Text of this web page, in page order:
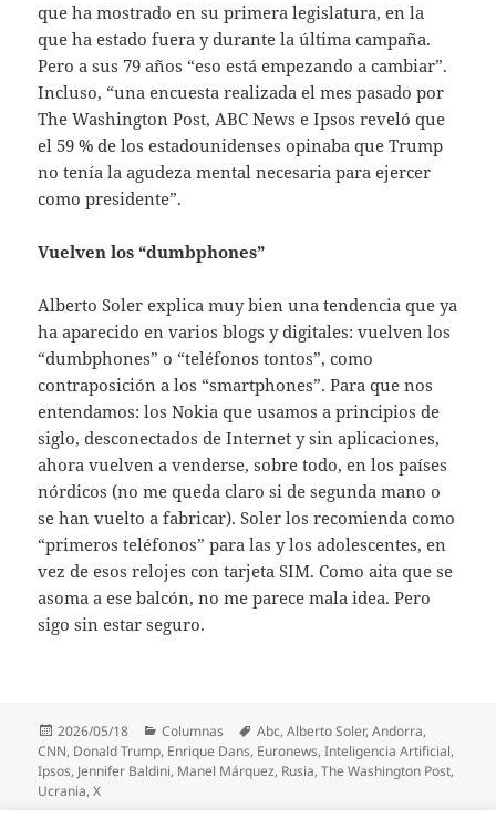
que ha mostrado en su primera legislatura, en la
que ha estado fuera y durante la última campaña.
Pero a sus 79 años “eso está empezando a cambiar”.
Incluso, “una encuesta realizada el mes pasado por
The Washington Post, ABC News e Ipsos reveló que
el 59 % de los estadounidenses opinaba que Trump
no tenía la agudeza mental necesaria para ejercer
como presidente”.
Vuelven los “dumbphones”
Alberto Soler explica muy bien una tendencia que ya
ha aparecido en varios blogs y digitales: vuelven los
“dumbphones” o “teléfonos tontos”, como
contraposición a los “smartphones”. Para que nos
entendamos: los Nokia que usamos a principios de
siglo, desconectados de Internet y sin aplicaciones,
ahora vuelven a venderse, sobre todo, en los países
nórdicos (no me queda claro si de segunda mano o
se han vuelto a fabricar). Soler los recomienda como
“primeros teléfonos” para las y los adolescentes, en
vez de esos relojes con tarjeta SIM. Como aita que se
asoma a ese balcón, no me parece mala idea. Pero
sigo sin estar seguro.
Publicado
el
2026/05/18 Categorías
Columnas Etiquetas
Abc,Alberto Soler,Andorra,
CNN, Donald Trump, Enrique Dans, Euronews,Inteligencia Artificial,
Ipsos, Jennifer Baldini, Manel Márquez, Rusia,The Washington Post,
Ucrania,X